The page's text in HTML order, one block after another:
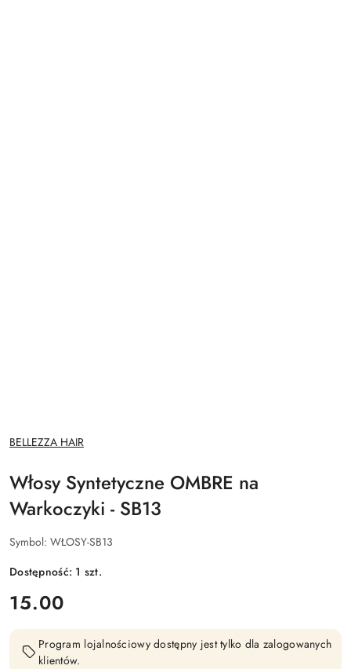
NAZWA
PRODUCENTA:
BELLEZZA HAIR
Włosy Syntetyczne OMBRE na
Warkoczyki - SB13
Symbol: WŁOSY-SB13
Dostępność: 1 szt.
cena:
15.00
Program lojalnościowy dostępny jest tylko dla zalogowanych
klientów.